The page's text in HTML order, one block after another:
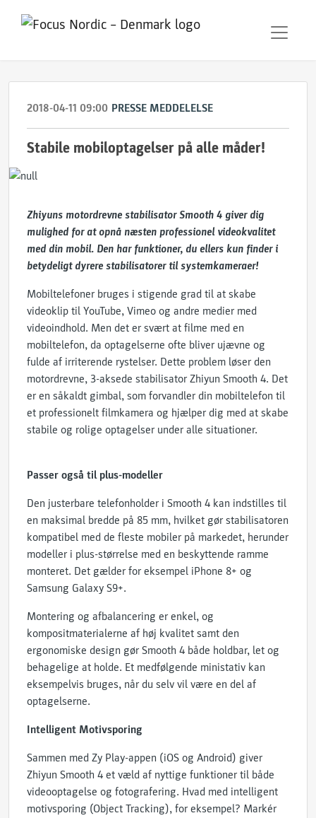
2018-04-11 09:00 PRESSE MEDDELELSE
Stabile mobiloptagelser på alle måder!
Zhiyuns motordrevne stabilisator Smooth 4 giver dig
mulighed for at opnå næsten professionel videokvalitet
med din mobil. Den har funktioner, du ellers kun finder i
betydeligt dyrere stabilisatorer til systemkameraer!
Mobiltelefoner bruges i stigende grad til at skabe
videoklip til YouTube, Vimeo og andre medier med
videoindhold. Men det er svært at filme med en
mobiltelefon, da optagelserne ofte bliver ujævne og
fulde af irriterende rystelser. Dette problem løser den
motordrevne, 3-aksede stabilisator Zhiyun Smooth 4. Det
er en såkaldt gimbal, som forvandler din mobiltelefon til
et professionelt filmkamera og hjælper dig med at skabe
stabile og rolige optagelser under alle situationer.
Passer også til plus-modeller
Den justerbare telefonholder i Smooth 4 kan indstilles til
en maksimal bredde på 85 mm, hvilket gør stabilisatoren
kompatibel med de fleste mobiler på markedet, herunder
modeller i plus-størrelse med en beskyttende ramme
monteret. Det gælder for eksempel iPhone 8+ og
Samsung Galaxy S9+.
Montering og afbalancering er enkel, og
kompositmaterialerne af høj kvalitet samt den
ergonomiske design gør Smooth 4 både holdbar, let og
behagelige at holde. Et medfølgende ministativ kan
eksempelvis bruges, når du selv vil være en del af
optagelserne.
Intelligent Motivsporing
Sammen med Zy Play-appen (iOS og Android) giver
Zhiyun Smooth 4 et væld af nyttige funktioner til både
videooptagelse og fotografering. Hvad med intelligent
motivsporing (Object Tracking), for eksempel? Markér